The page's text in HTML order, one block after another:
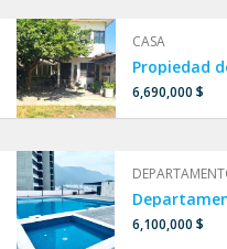
CASA
6,690,000 $
6,100,000 $